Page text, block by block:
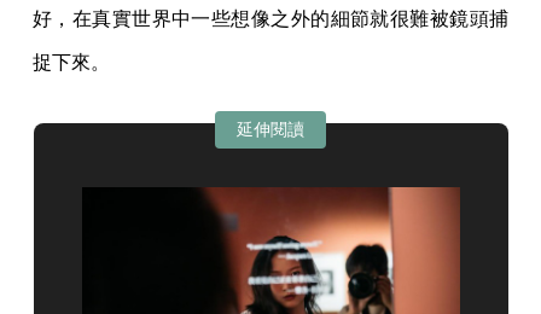
好，在真實世界中一些想像之外的細節就很難被鏡頭捕
捉下來。
延伸閱讀